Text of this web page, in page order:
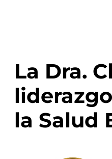
La Dra.
la Salud